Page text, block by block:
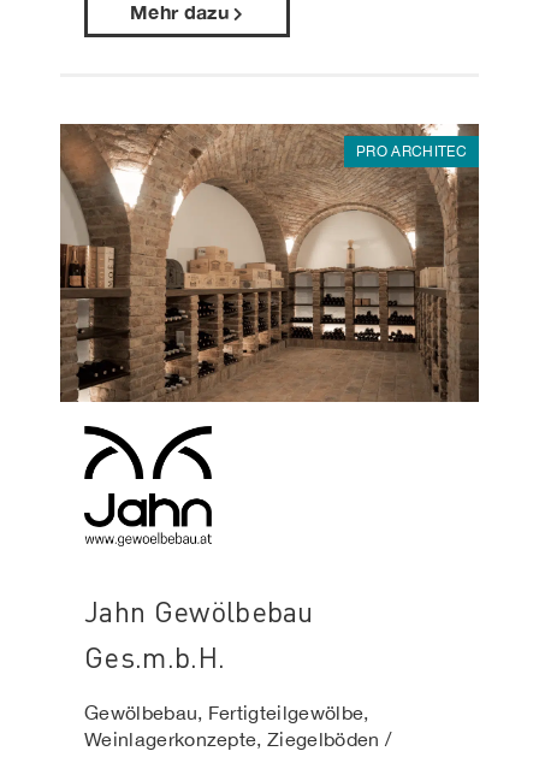
Mehr dazu
PRO ARCHITEC
Jahn Gewölbebau
Ges.m.b.H.
Gewölbebau, Fertigteilgewölbe,
Weinlagerkonzepte, Ziegelböden /